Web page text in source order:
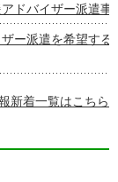
ドバイザー派遣事
ー派遣を希望する
新着一覧はこちら